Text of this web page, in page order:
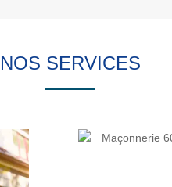
NOS SERVICES